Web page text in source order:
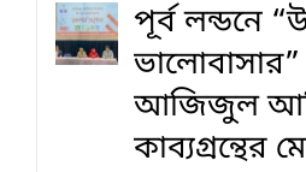
পূর্ব লন্ডনে
আজিজুল